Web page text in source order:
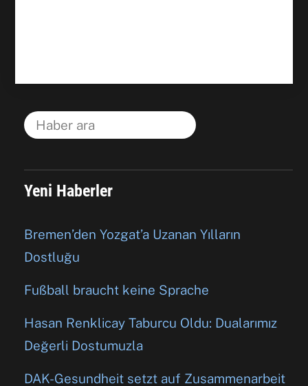
Yeni Haberler
Bremen’den Yozgat’a Uzanan Yılların
Dostluğu
Fußball braucht keine Sprache
Hasan Renklicay Taburcu Oldu: Dualarımız
Değerli Dostumuzla
DAK-Gesundheit setzt auf Zusammenarbeit